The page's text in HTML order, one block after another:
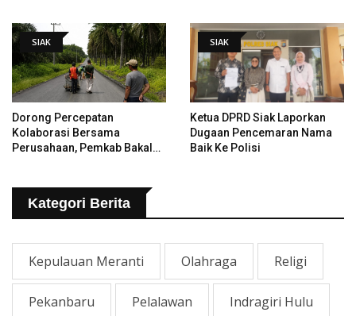
SIAK
Dorong Percepatan
Kolaborasi Bersama
Perusahaan, Pemkab Bakal
SIAK
Ketua DPRD Siak Laporkan
Dugaan Pencemaran Nama
Baik Ke Polisi
Kategori Berita
Kepulauan Meranti Olahraga Religi
Pekanbaru Pelalawan Indragiri Hulu